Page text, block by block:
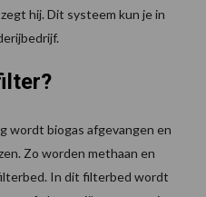
hij. Dit systeem kun je in
wordt biogas afgevangen en
Zo worden methaan en
In dit filterbed wordt